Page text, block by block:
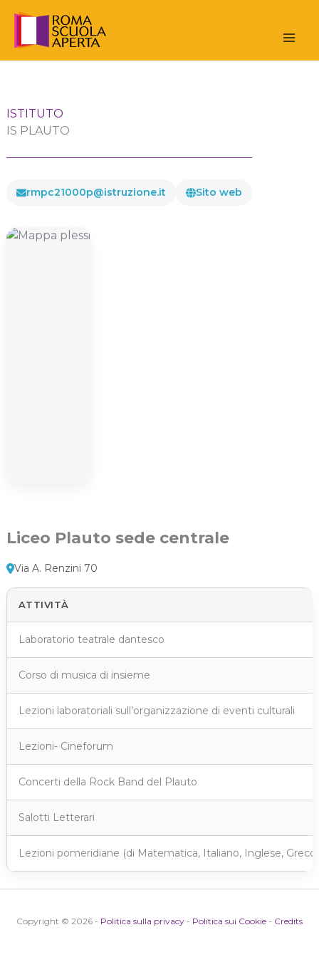
contenuto
ISTITUTO
IS PLAUTO
rmpc21000p@istruzione.it Sito web
Liceo Plauto sede centrale
Via A. Renzini 70
ATTIVITÀ
Laboratorio teatrale dantesco
Corso di musica di insieme
Lezioni laboratoriali sull’organizzazione di eventi culturali
Lezioni- Cineforum
Concerti della Rock Band del Plauto
Salotti Letterari
Lezioni pomeridiane (di Matematica, Italiano, Inglese,
Copyright © 2026 - Politica sulla privacy - Politica sui Cookie - Credits